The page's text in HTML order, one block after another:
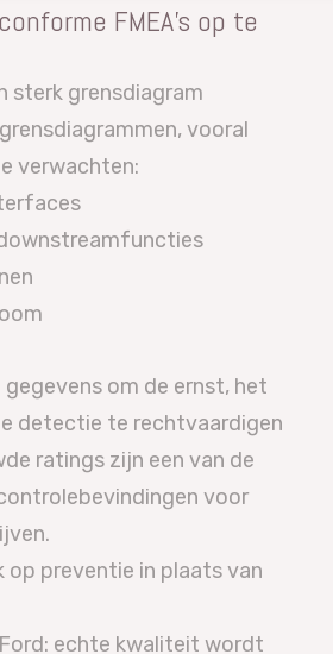
FMEA’s op te
sterk grensdiagram
vooral
verwachten:
om de ernst, het
detectie te rechtvaardigen
ratings zijn een van de
voor
op preventie in plaats van
echte kwaliteit wordt